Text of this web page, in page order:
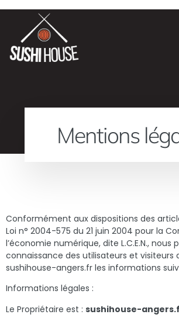
Mentions
Conformément aux dispositions des
Loi n° 2004-575 du 21 juin 2004 pour la
l’économie numérique, dite L.C.E.N., nous
connaissance des utilisateurs et visiteurs
sushihouse-angers.fr les informations
Informations légales :
Le Propriétaire est : sushihouse-